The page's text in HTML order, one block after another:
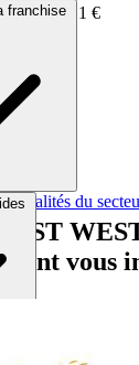
franchise
Actualités du
1 €
vous